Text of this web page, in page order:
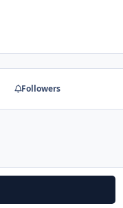
Followers